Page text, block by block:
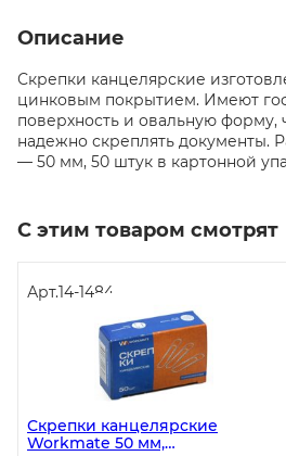
Описание
Скрепки канцелярские
цинковым покрытием. Имеют
поверхность и овальную форму,
надежно скреплять документы.
— 50 мм, 50 штук в картонной
С этим товаром смотрят
Арт.14-1484
Скрепки канцелярские
Workmate 50 мм,